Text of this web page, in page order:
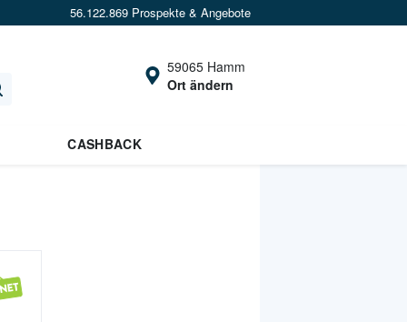
56.122.869 Prospekte & Angebote
59065 Hamm
Ort ändern
CASHBACK